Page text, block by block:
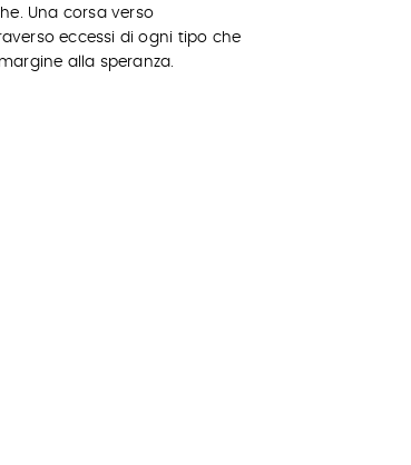
Una corsa verso
eccessi di ogni tipo che
alla speranza.